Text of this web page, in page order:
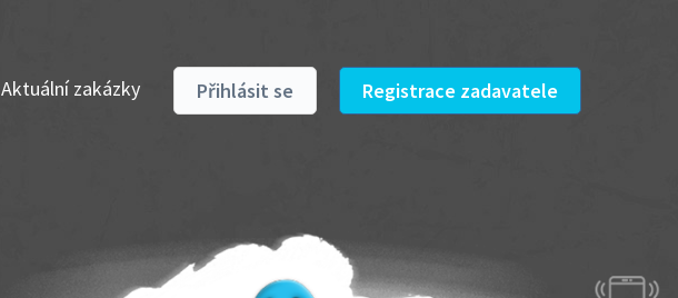
Aktuální zakázky Přihlásit se Registrace zadavatele